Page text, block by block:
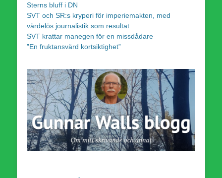
Sterns bluff i DN
SVT och SR:s kryperi för imperiemakten, med
värdelös journalistik som resultat
SVT krattar manegen för en missdådare
”En fruktansvärd kortsiktighet”